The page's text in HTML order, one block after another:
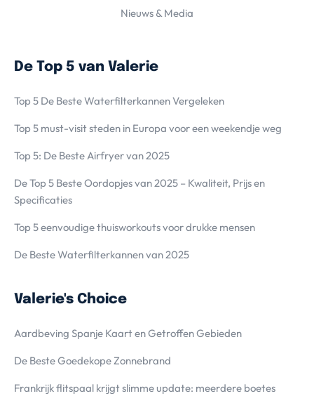
Nieuws & Media
De Top 5 van Valerie
Top 5 De Beste Waterfilterkannen Vergeleken
Top 5 must-visit steden in Europa voor een weekendje weg
Top 5: De Beste Airfryer van 2025
De Top 5 Beste Oordopjes van 2025 – Kwaliteit, Prijs en
Specificaties
Top 5 eenvoudige thuisworkouts voor drukke mensen
De Beste Waterfilterkannen van 2025
Valerie's Choice
Aardbeving Spanje Kaart en Getroffen Gebieden
De Beste Goedekope Zonnebrand
Frankrijk flitspaal krijgt slimme update: meerdere boetes